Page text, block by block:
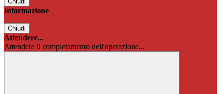
Informazione
Chiudi
Attendere...
Attendere il completamento dell'operazione...